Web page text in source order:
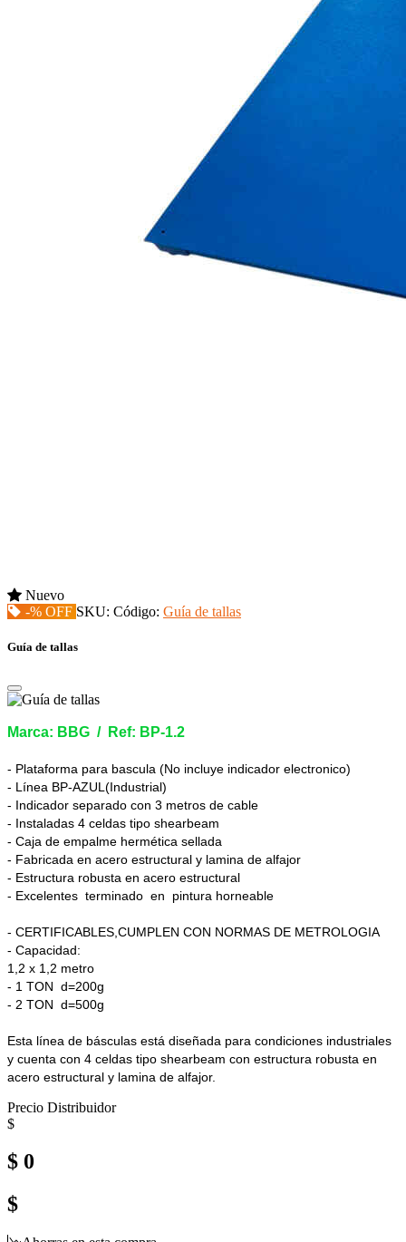
Nuevo
-% OFF SKU: Código: Guía de tallas
Guía de tallas
Marca: BBG / Ref: BP-1.2
- Plataforma para bascula (No incluye indicador electronico)
- Línea BP-AZUL(Industrial)
- Indicador separado con 3 metros de cable
- Instaladas 4 celdas tipo shearbeam
- Caja de empalme hermética sellada
- Fabricada en acero estructural y lamina de alfajor
- Estructura robusta en acero estructural
- Excelentes terminado en pintura horneable
- CERTIFICABLES,CUMPLEN CON NORMAS DE METROLOGIA
- Capacidad:
1,2 x 1,2 metro
- 1 TON d=200g
- 2 TON d=500g
Esta línea de básculas está diseñada para condiciones industriales
y cuenta con 4 celdas tipo shearbeam con estructura robusta en
acero estructural y lamina de alfajor.
Precio Distribuidor
$
$ 0
$